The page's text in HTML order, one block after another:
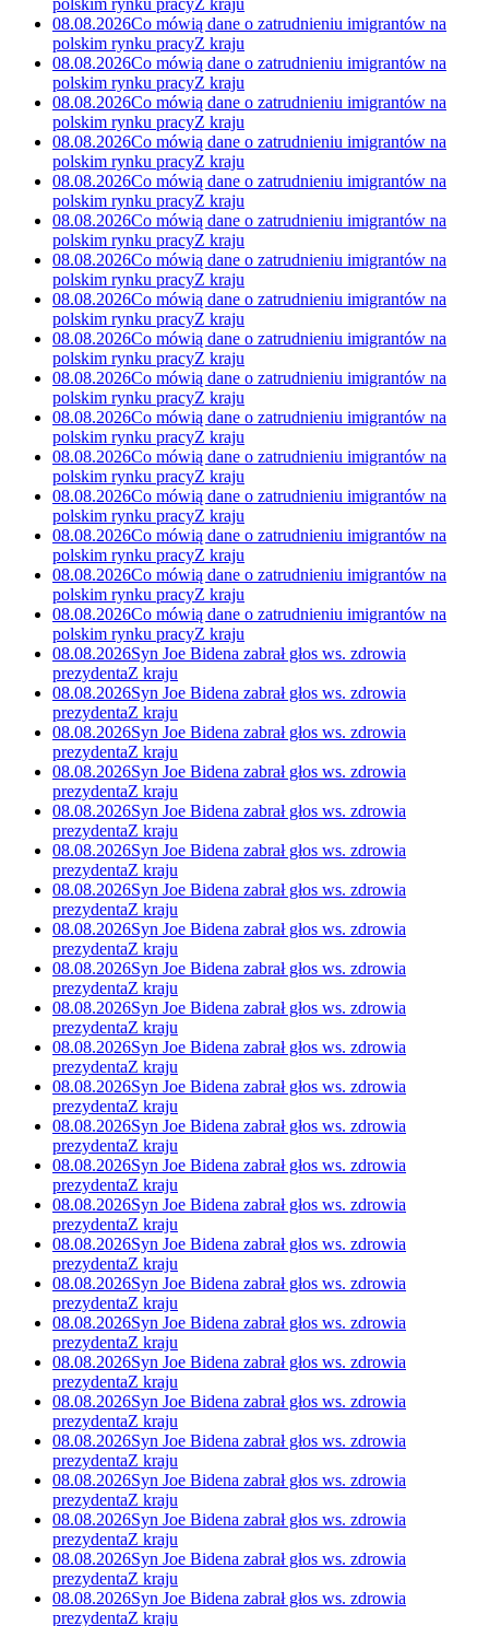
08.08.2026Co mówią dane o zatrudnieniu imigrantów na
polskim rynku pracyZ kraju
08.08.2026Co mówią dane o zatrudnieniu imigrantów na
polskim rynku pracyZ kraju
08.08.2026Co mówią dane o zatrudnieniu imigrantów na
polskim rynku pracyZ kraju
08.08.2026Co mówią dane o zatrudnieniu imigrantów na
polskim rynku pracyZ kraju
08.08.2026Co mówią dane o zatrudnieniu imigrantów na
polskim rynku pracyZ kraju
08.08.2026Co mówią dane o zatrudnieniu imigrantów na
polskim rynku pracyZ kraju
08.08.2026Co mówią dane o zatrudnieniu imigrantów na
polskim rynku pracyZ kraju
08.08.2026Co mówią dane o zatrudnieniu imigrantów na
polskim rynku pracyZ kraju
08.08.2026Co mówią dane o zatrudnieniu imigrantów na
polskim rynku pracyZ kraju
08.08.2026Co mówią dane o zatrudnieniu imigrantów na
polskim rynku pracyZ kraju
08.08.2026Co mówią dane o zatrudnieniu imigrantów na
polskim rynku pracyZ kraju
08.08.2026Co mówią dane o zatrudnieniu imigrantów na
polskim rynku pracyZ kraju
08.08.2026Co mówią dane o zatrudnieniu imigrantów na
polskim rynku pracyZ kraju
08.08.2026Co mówią dane o zatrudnieniu imigrantów na
polskim rynku pracyZ kraju
08.08.2026Co mówią dane o zatrudnieniu imigrantów na
polskim rynku pracyZ kraju
08.08.2026Co mówią dane o zatrudnieniu imigrantów na
polskim rynku pracyZ kraju
08.08.2026Syn Joe Bidena zabrał głos ws. zdrowia
prezydentaZ kraju
08.08.2026Syn Joe Bidena zabrał głos ws. zdrowia
prezydentaZ kraju
08.08.2026Syn Joe Bidena zabrał głos ws. zdrowia
prezydentaZ kraju
08.08.2026Syn Joe Bidena zabrał głos ws. zdrowia
prezydentaZ kraju
08.08.2026Syn Joe Bidena zabrał głos ws. zdrowia
prezydentaZ kraju
08.08.2026Syn Joe Bidena zabrał głos ws. zdrowia
prezydentaZ kraju
08.08.2026Syn Joe Bidena zabrał głos ws. zdrowia
prezydentaZ kraju
08.08.2026Syn Joe Bidena zabrał głos ws. zdrowia
prezydentaZ kraju
08.08.2026Syn Joe Bidena zabrał głos ws. zdrowia
prezydentaZ kraju
08.08.2026Syn Joe Bidena zabrał głos ws. zdrowia
prezydentaZ kraju
08.08.2026Syn Joe Bidena zabrał głos ws. zdrowia
prezydentaZ kraju
08.08.2026Syn Joe Bidena zabrał głos ws. zdrowia
prezydentaZ kraju
08.08.2026Syn Joe Bidena zabrał głos ws. zdrowia
prezydentaZ kraju
08.08.2026Syn Joe Bidena zabrał głos ws. zdrowia
prezydentaZ kraju
08.08.2026Syn Joe Bidena zabrał głos ws. zdrowia
prezydentaZ kraju
08.08.2026Syn Joe Bidena zabrał głos ws. zdrowia
prezydentaZ kraju
08.08.2026Syn Joe Bidena zabrał głos ws. zdrowia
prezydentaZ kraju
08.08.2026Syn Joe Bidena zabrał głos ws. zdrowia
prezydentaZ kraju
08.08.2026Syn Joe Bidena zabrał głos ws. zdrowia
prezydentaZ kraju
08.08.2026Syn Joe Bidena zabrał głos ws. zdrowia
prezydentaZ kraju
08.08.2026Syn Joe Bidena zabrał głos ws. zdrowia
prezydentaZ kraju
08.08.2026Syn Joe Bidena zabrał głos ws. zdrowia
prezydentaZ kraju
08.08.2026Syn Joe Bidena zabrał głos ws. zdrowia
prezydentaZ kraju
08.08.2026Syn Joe Bidena zabrał głos ws. zdrowia
prezydentaZ kraju
08.08.2026Syn Joe Bidena zabrał głos ws. zdrowia
prezydentaZ kraju